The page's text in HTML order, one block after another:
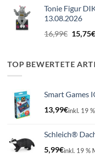
Tonie Figur
13.08.2026
16,99€
Preis
16,99€
15,75€
TOP BEWERTETE
Smart Games
13,99€inkl. 19
Schleich®
5,99€inkl. 19 %